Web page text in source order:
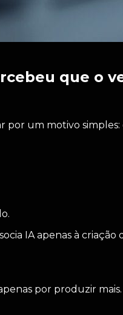
que o
um motivo
IA apenas à
por produzir mais.